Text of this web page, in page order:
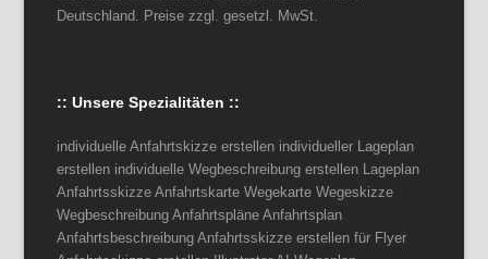
Deutschland. Preise zzgl. gesetzl. MwSt.
:: Unsere Spezialitäten ::
individuelle Anfahrtskizze erstellen individueller Lageplan
erstellen individuelle Wegbeschreibung erstellen Lageplan
Anfahrtsskizze Anfahrtskarte Wegekarte Wegeskizze
Wegbeschreibung Anfahrtspläne Anfahrtsplan
Anfahrtsbeschreibung Anfahrtsskizze erstellen für Flyer